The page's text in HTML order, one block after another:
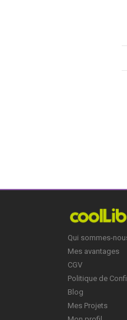
Qui sommes-
Mes avantages
CGV
Politique de
Blog
Mes Projets